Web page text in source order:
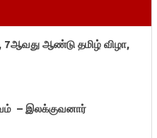
7ஆவது ஆண்டு தமிழ் விழா,
– இலக்குவனார்